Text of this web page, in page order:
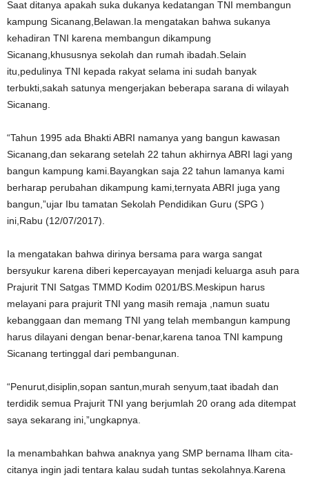
Saat ditanya apakah suka dukanya kedatangan TNI membangun
kampung Sicanang,Belawan.Ia mengatakan bahwa sukanya
kehadiran TNI karena membangun dikampung
Sicanang,khususnya sekolah dan rumah ibadah.Selain
itu,pedulinya TNI kepada rakyat selama ini sudah banyak
terbukti,sakah satunya mengerjakan beberapa sarana di wilayah
Sicanang.
“Tahun 1995 ada Bhakti ABRI namanya yang bangun kawasan
Sicanang,dan sekarang setelah 22 tahun akhirnya ABRI lagi yang
bangun kampung kami.Bayangkan saja 22 tahun lamanya kami
berharap perubahan dikampung kami,ternyata ABRI juga yang
bangun,”ujar Ibu tamatan Sekolah Pendidikan Guru (SPG )
ini,Rabu (12/07/2017).
Ia mengatakan bahwa dirinya bersama para warga sangat
bersyukur karena diberi kepercayayan menjadi keluarga asuh para
Prajurit TNI Satgas TMMD Kodim 0201/BS.Meskipun harus
melayani para prajurit TNI yang masih remaja ,namun suatu
kebanggaan dan memang TNI yang telah membangun kampung
harus dilayani dengan benar-benar,karena tanoa TNI kampung
Sicanang tertinggal dari pembangunan.
“Penurut,disiplin,sopan santun,murah senyum,taat ibadah dan
terdidik semua Prajurit TNI yang berjumlah 20 orang ada ditempat
saya sekarang ini,”ungkapnya.
Ia menambahkan bahwa anaknya yang SMP bernama Ilham cita-
citanya ingin jadi tentara kalau sudah tuntas sekolahnya.Karena